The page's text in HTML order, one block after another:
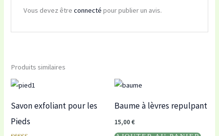
Vous devez être connecté pour publier un avis.
Produits similaires
Savon exfoliant pour les
Pieds
Baume à lèvres repulpant
15,00€